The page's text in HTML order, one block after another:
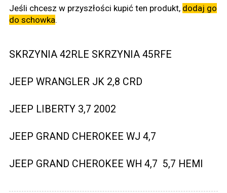
Jeśli chcesz w przyszłości kupić ten produkt, dodaj go
do schowka.
SKRZYNIA 42RLE SKRZYNIA 45RFE
JEEP WRANGLER JK 2,8 CRD
JEEP LIBERTY 3,7 2002
JEEP GRAND CHEROKEE WJ 4,7
JEEP GRAND CHEROKEE WH 4,7 5,7 HEMI